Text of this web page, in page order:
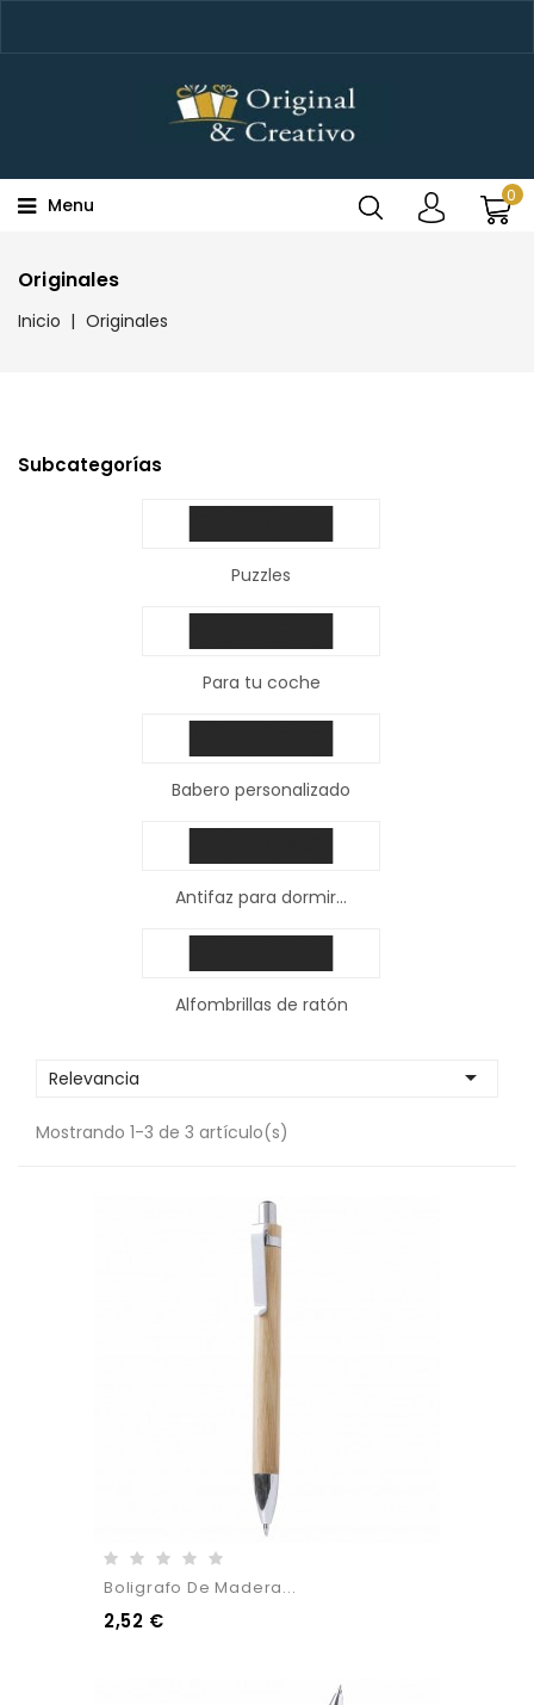
0
Menu
Originales
Inicio Originales
Subcategorías
Puzzles
Para tu coche
Babero personalizado
Antifaz para dormir...
Alfombrillas de ratón
Relevancia 
Mostrando 1-3 de 3 artículo(s)
Boligrafo De Madera...
2,52 €